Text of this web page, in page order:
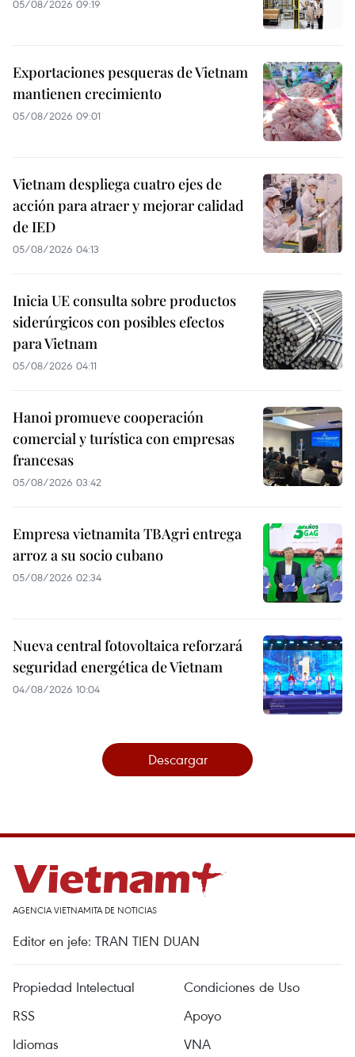
05/08/2026 09:19
Exportaciones pesqueras de Vietnam
mantienen crecimiento
05/08/2026 09:01
Vietnam despliega cuatro ejes de
acción para atraer y mejorar calidad
de IED
05/08/2026 04:13
Inicia UE consulta sobre productos
siderúrgicos con posibles efectos
para Vietnam
05/08/2026 04:11
Hanoi promueve cooperación
comercial y turística con empresas
francesas
05/08/2026 03:42
Empresa vietnamita TBAgri entrega
arroz a su socio cubano
05/08/2026 02:34
Nueva central fotovoltaica reforzará
seguridad energética de Vietnam
04/08/2026 10:04
Descargar
AGENCIA VIETNAMITA DE NOTICIAS
Editor en jefe: TRAN TIEN DUAN
Propiedad Intelectual
Condiciones de Uso
RSS
Apoyo
Idiomas
VNA